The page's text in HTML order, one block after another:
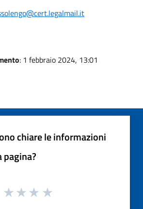
: 1 febbraio 2024, 13:01
chiare le informazioni
pagina?